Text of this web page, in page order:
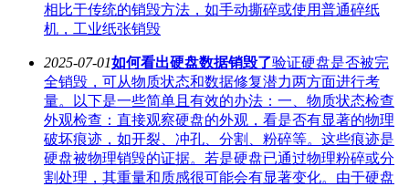
相比于传统的销毁方法，如手动撕碎或使用普通碎纸
机，工业纸张销毁
2025-07-01如何看出硬盘数据销毁了验证硬盘是否被完
全销毁，可从物质状态和数据修复潜力两方面进行考
量。以下是一些简单且有效的办法：一、物质状态检查
外观检查：直接观察硬盘的外观，看是否有显著的物理
破坏痕迹，如开裂、冲孔、分割、粉碎等。这些痕迹是
硬盘被物理销毁的证据。若是硬盘已通过物理粉碎或分
割处理，其重量和质感很可能会有显著变化。由于硬盘